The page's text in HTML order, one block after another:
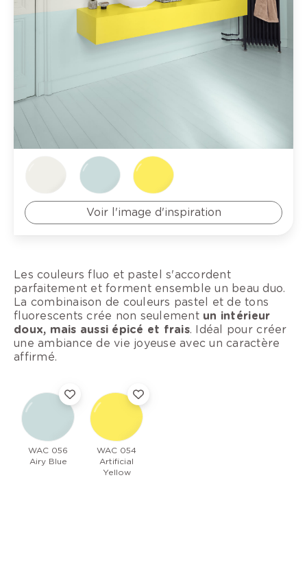
Voir l'image d'inspiration
Les couleurs fluo et pastel s'accordent
parfaitement et forment ensemble un beau duo.
La combinaison de couleurs pastel et de tons
fluorescents crée non seulement un intérieur
doux, mais aussi épicé et frais. Idéal pour créer
une ambiance de vie joyeuse avec un caractère
affirmé.
WAC 056
Airy Blue
WAC 054
Artificial
Yellow